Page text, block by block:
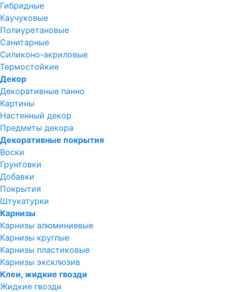
Гибридные
Каучуковые
Полиуретановые
Санитарные
Силиконо-акриловые
Термостойкие
Декор
Декоративные панно
Картины
Настенный декор
Предметы декора
Декоративные покрытия
Воски
Грунтовки
Добавки
Покрытия
Штукатурки
Карнизы
Карнизы алюминиевые
Карнизы круглые
Карнизы пластиковые
Карнизы эксклюзив
Клеи, жидкие гвозди
Жидкие гвозди